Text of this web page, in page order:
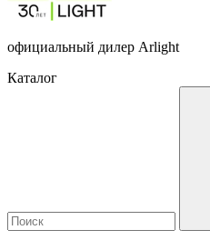
официальный дилер Arlight
Каталог